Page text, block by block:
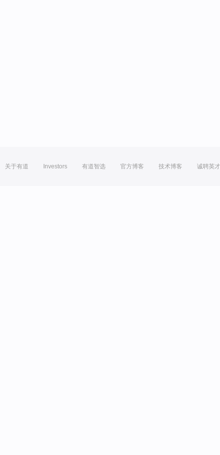
关于有道 Investors 有道智选 官方博客 技术博客 诚聘英才